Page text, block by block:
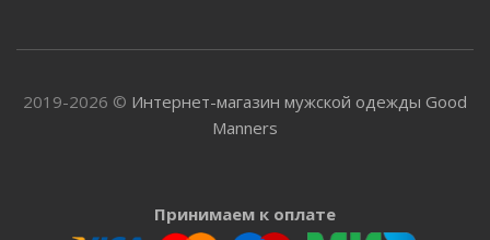
2019-2026 © Интернет-магазин мужской одежды Good
Manners
Принимаем к оплате